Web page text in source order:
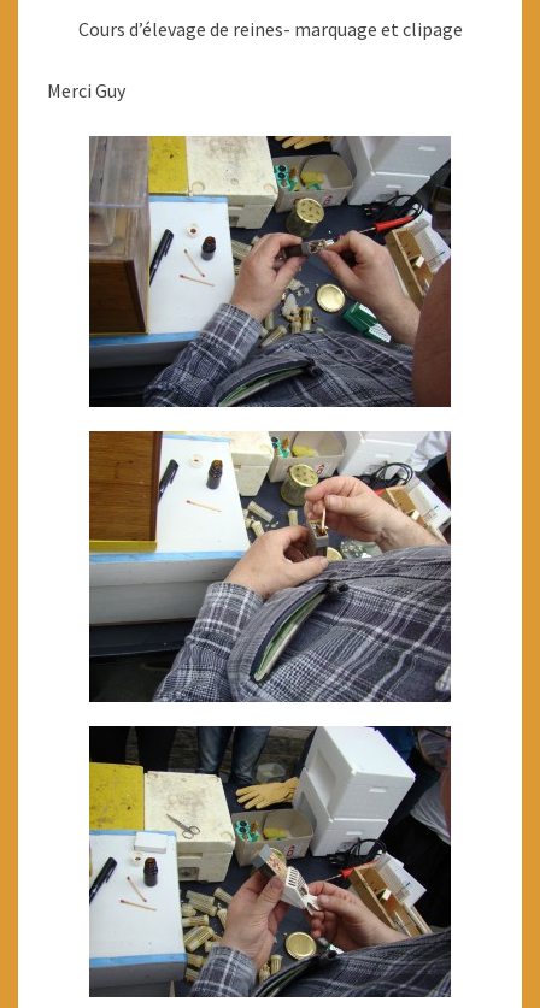
Cours d’élevage de reines- marquage et clipage
Merci Guy